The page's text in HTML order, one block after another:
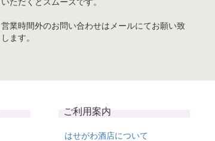
営業時間外のお問い合わせはメールにてお願い致
します。
ご利用案内
はせがわ酒店について